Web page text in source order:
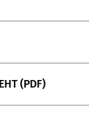
(PDF)